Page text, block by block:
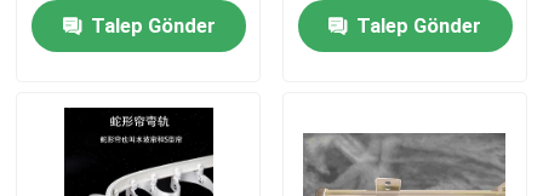
Ürünler
Hakkımızda
Talep Gönder
Talep Gönder